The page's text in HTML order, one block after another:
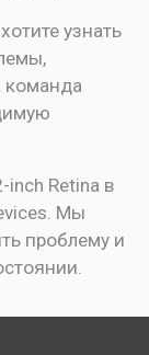
узнать
команда
inch Retina в
Мы
проблему и